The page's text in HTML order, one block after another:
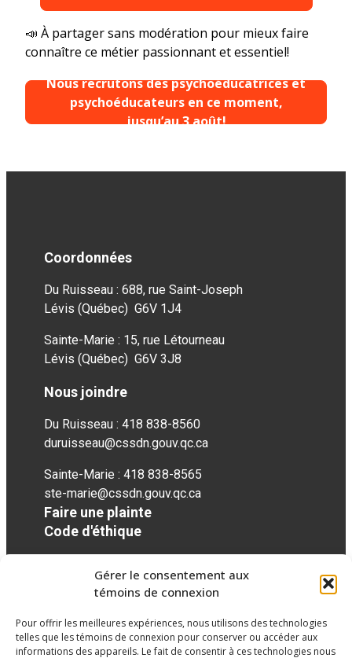
Gérer le consentement aux
témoins de connexion
Pour offrir les meilleures expériences, nous utilisons des technologies
telles que les témoins de connexion pour conserver ou accéder aux
informations des appareils. Le fait de consentir à ces technologies nous
📣 À partager sans modération pour mieux faire
connaître ce métier passionnant et essentiel!
Nous recrutons des psychoéducatrices et
psychoéducateurs en ce moment,
jusqu’au 3 août!
Coordonnées
Du Ruisseau : 688, rue Saint-Joseph
Lévis (Québec) G6V 1J4
Sainte-Marie : 15, rue Létourneau
Lévis (Québec) G6V 3J8
Nous joindre
Du Ruisseau : 418 838-8560
duruisseau@cssdn.gouv.qc.ca
Sainte-Marie : 418 838-8565
ste-marie@cssdn.gouv.qc.ca
Faire une plainte
Code d'éthique
Réseaux sociaux
facebookgoogleplus